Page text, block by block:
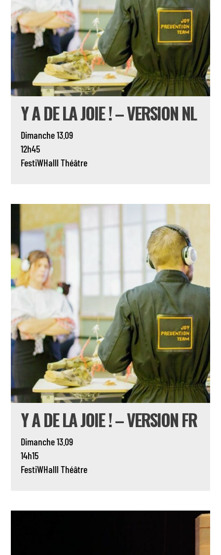
Y A DE LA JOIE ! – VERSION NL
Dimanche 13.09
12h45
FestiWHalll Théâtre
Y A DE LA JOIE ! – VERSION FR
Dimanche 13.09
14h15
FestiWHalll Théâtre